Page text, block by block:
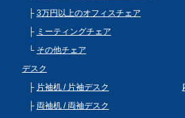
3万円以上のオフィスチェア
ミーティングチェア
その他チェア
デスク
片袖机 / 片袖デスク
両袖机 / 両袖デスク